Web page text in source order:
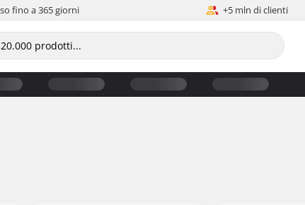
fino a 365 giorni +5 mln di clienti